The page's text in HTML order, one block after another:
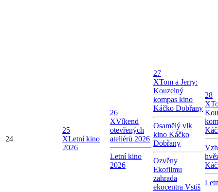
24
25
XLetní kino
2026
26
XVíkend
otevřených
ateliérů 2026
Letní kino
2026
27
XTom a Jerry:
Kouzelný
kompas kino
Káčko Dobřany
Osamělý vlk
kino Káčko
Dobřany
Ozvěny
Ekofilmu
zahrada
ekocentra Vstiš
28
X